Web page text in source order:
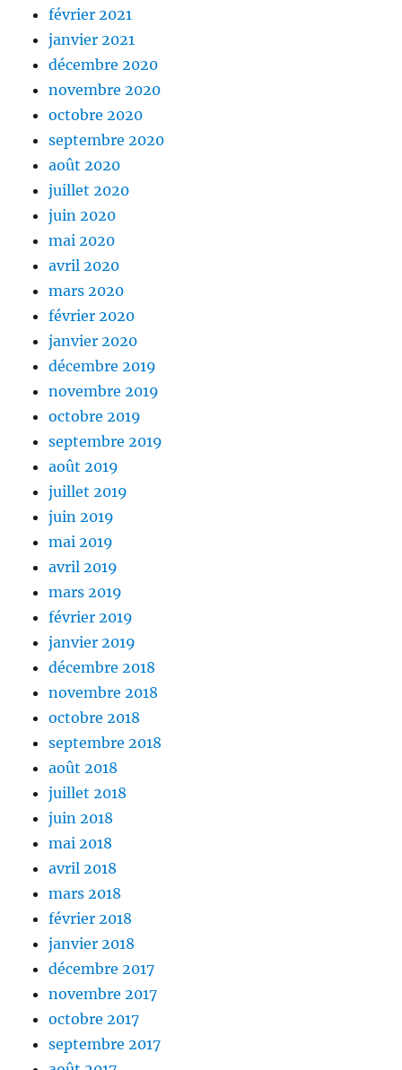
février 2021
janvier 2021
décembre 2020
novembre 2020
octobre 2020
septembre 2020
août 2020
juillet 2020
juin 2020
mai 2020
avril 2020
mars 2020
février 2020
janvier 2020
décembre 2019
novembre 2019
octobre 2019
septembre 2019
août 2019
juillet 2019
juin 2019
mai 2019
avril 2019
mars 2019
février 2019
janvier 2019
décembre 2018
novembre 2018
octobre 2018
septembre 2018
août 2018
juillet 2018
juin 2018
mai 2018
avril 2018
mars 2018
février 2018
janvier 2018
décembre 2017
novembre 2017
octobre 2017
septembre 2017